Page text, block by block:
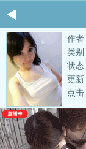
作者
类别
状态
更
点